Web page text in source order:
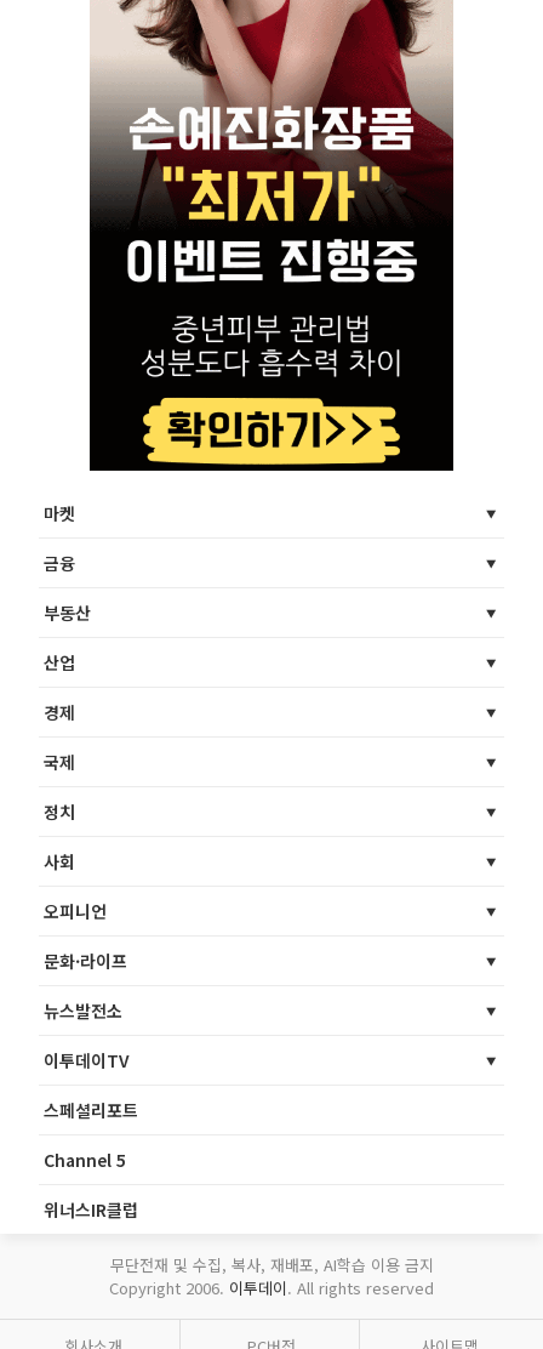
마켓
금융
부동산
산업
경제
국제
정치
사회
오피니언
문화·라이프
뉴스발전소
이투데이TV
스페셜리포트
Channel 5
위너스IR클럽
무단전재 및 수집, 복사, 재배포, AI학습 이용 금지
Copyright 2006. 이투데이. All rights reserved